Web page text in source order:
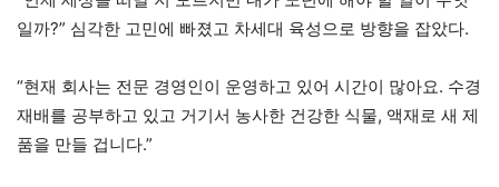
일까?” 심각한 고민에 빠졌고 차세대 육성으로 방향을 잡았다.
“현재 회사는 전문 경영인이 운영하고 있어 시간이 많아요. 수경
재배를 공부하고 있고 거기서 농사한 건강한 식물, 액재로 새 제
품을 만들 겁니다.”